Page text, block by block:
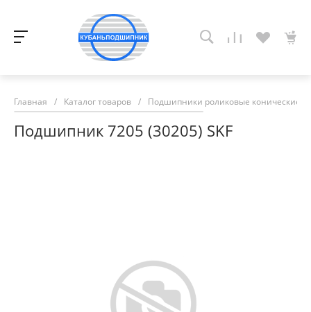
Главная / Каталог товаров / Подшипники роликовые конические
Подшипник 7205 (30205) SKF